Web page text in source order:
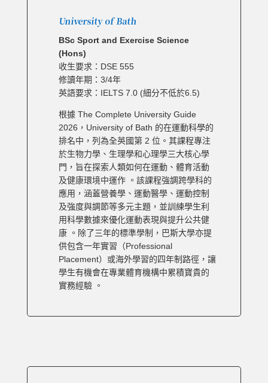
University of Bath
BSc Sport and Exercise Science
(Hons)
收生要求：DSE 555
修讀年期：3/4年
英語要求：IELTS 7.0 (細分不低於6.5)
根據 The Complete University Guide
2026，University of Bath 的在運動科學的
排名中，列為全英國第 2 位。其課程專注
於生物力學、生理學和心理學三大核心學
門，旨在探索人類如何在運動、體育活動
及健康環境中運作 。該課程強調跨學科的
應用，涵蓋營養學、運動醫學、運動控制
及強度與調節等多元主題，並訓練學生利
用科學數據來優化運動表現與提升公共健
康 。除了三年的標準學制，巴斯大學亦提
供包含一年實習（Professional
Placement）或海外學習的四年制路徑，讓
學生有機會在專業體育機構中累積寶貴的
實務經驗 。